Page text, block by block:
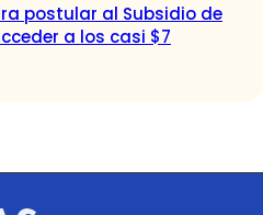
postular al Subsidio de
a los casi $7